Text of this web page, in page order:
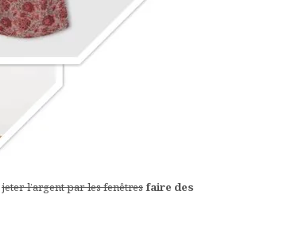
jeter l’argent par les fenêtresfaire des